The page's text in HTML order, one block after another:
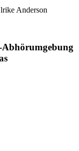
Anderson